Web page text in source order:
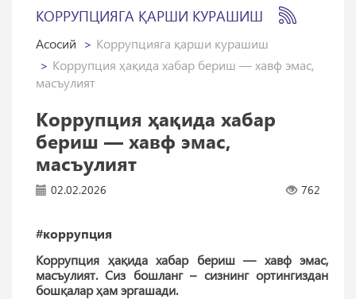
КОРРУПЦИЯГА ҚАРШИ КУРАШИШ
Асосий
Коррупцияга қарши курашиш
Коррупция ҳақида хабар бериш — хавф эмас,
масъулият
Коррупция ҳақида хабар
бериш — хавф эмас,
масъулият
02.02.2026 762
#коррупция
Коррупция ҳақида хабар бериш — хавф эмас,
масъулият. Сиз бошланг – сизнинг ортингиздан
бошқалар ҳам эргашади.